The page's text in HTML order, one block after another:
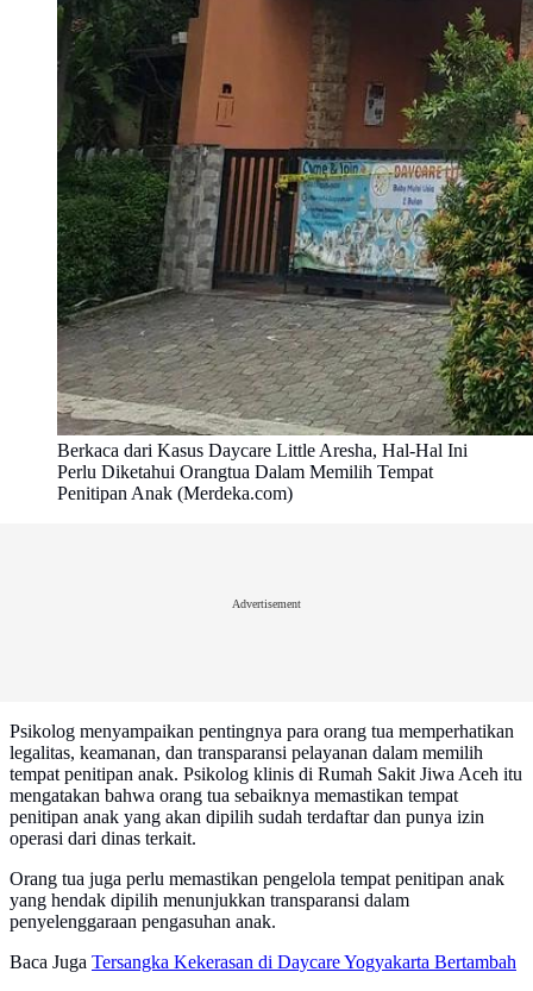
Berkaca dari Kasus Daycare Little Aresha, Hal-Hal Ini
Perlu Diketahui Orangtua Dalam Memilih Tempat
Penitipan Anak (Merdeka.com)
Advertisement
Psikolog menyampaikan pentingnya para orang tua memperhatikan
legalitas, keamanan, dan transparansi pelayanan dalam memilih
tempat penitipan anak. Psikolog klinis di Rumah Sakit Jiwa Aceh itu
mengatakan bahwa orang tua sebaiknya memastikan tempat
penitipan anak yang akan dipilih sudah terdaftar dan punya izin
operasi dari dinas terkait.
Orang tua juga perlu memastikan pengelola tempat penitipan anak
yang hendak dipilih menunjukkan transparansi dalam
penyelenggaraan pengasuhan anak.
Baca Juga Tersangka Kekerasan di Daycare Yogyakarta Bertambah